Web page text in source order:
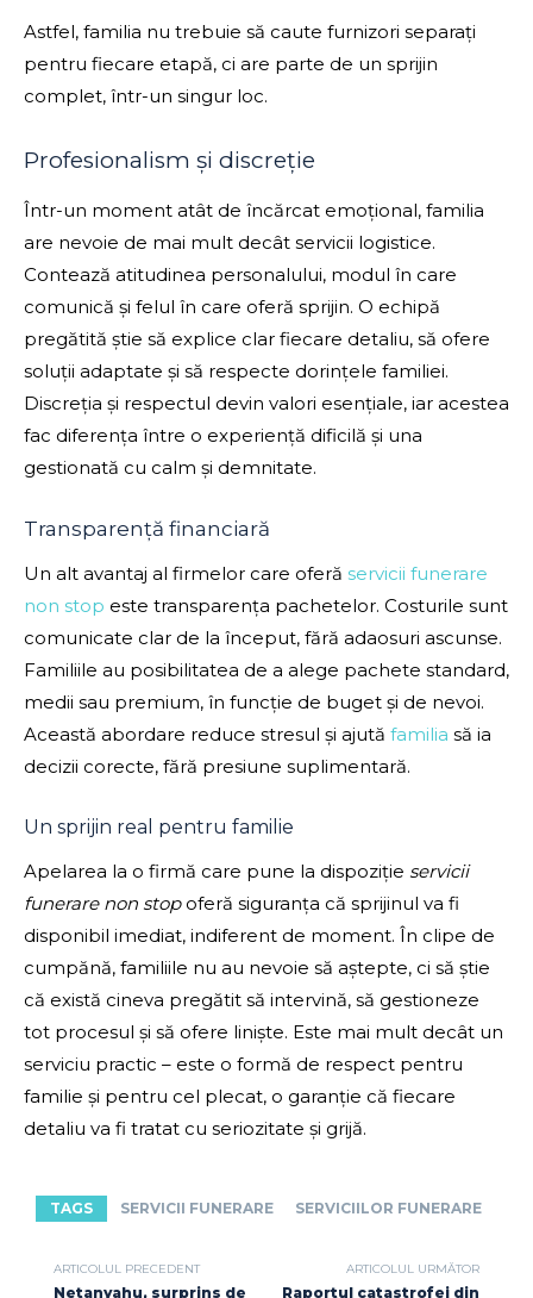
Astfel, familia nu trebuie să caute furnizori separați
pentru fiecare etapă, ci are parte de un sprijin
complet, într-un singur loc.
Profesionalism și discreție
Într-un moment atât de încărcat emoțional, familia
are nevoie de mai mult decât servicii logistice.
Contează atitudinea personalului, modul în care
comunică și felul în care oferă sprijin. O echipă
pregătită știe să explice clar fiecare detaliu, să ofere
soluții adaptate și să respecte dorințele familiei.
Discreția și respectul devin valori esențiale, iar acestea
fac diferența între o experiență dificilă și una
gestionată cu calm și demnitate.
Transparență financiară
Un alt avantaj al firmelor care oferă servicii funerare
non stop este transparența pachetelor. Costurile sunt
comunicate clar de la început, fără adaosuri ascunse.
Familiile au posibilitatea de a alege pachete standard,
medii sau premium, în funcție de buget și de nevoi.
Această abordare reduce stresul și ajută familia să ia
decizii corecte, fără presiune suplimentară.
Un sprijin real pentru familie
Apelarea la o firmă care pune la dispoziție servicii
funerare non stopoferă siguranța că sprijinul va fi
disponibil imediat, indiferent de moment. În clipe de
cumpănă, familiile nu au nevoie să aștepte, ci să știe
că există cineva pregătit să intervină, să gestioneze
tot procesul și să ofere liniște. Este mai mult decât un
serviciu practic – este o formă de respect pentru
familie și pentru cel plecat, o garanție că fiecare
detaliu va fi tratat cu seriozitate și grijă.
TAGS SERVICII FUNERARE SERVICIILOR FUNERARE
ARTICOLUL PRECEDENT
Netanyahu, surprins de
ARTICOLUL URMĂTOR
Raportul catastrofei din